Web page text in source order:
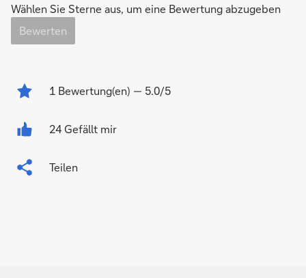
Wählen Sie Sterne aus, um eine Bewertung abzugeben
Bewerten
1 Bewertung(en) — 5.0/5
24 Gefällt mir
Teilen